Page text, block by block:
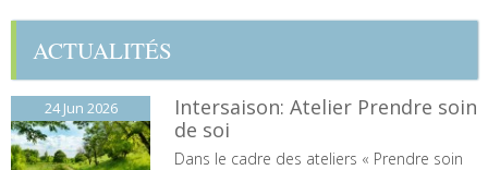
ACTUALITÉS
24 Jun 2026
Intersaison: Atelier Prendre soin
de soi
Dans le cadre des ateliers « Prendre soin